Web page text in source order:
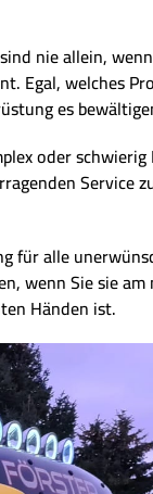
nie allein,
Egal, welches
es
oder schwierig
Service
für alle
wenn Sie sie am
Händen ist.